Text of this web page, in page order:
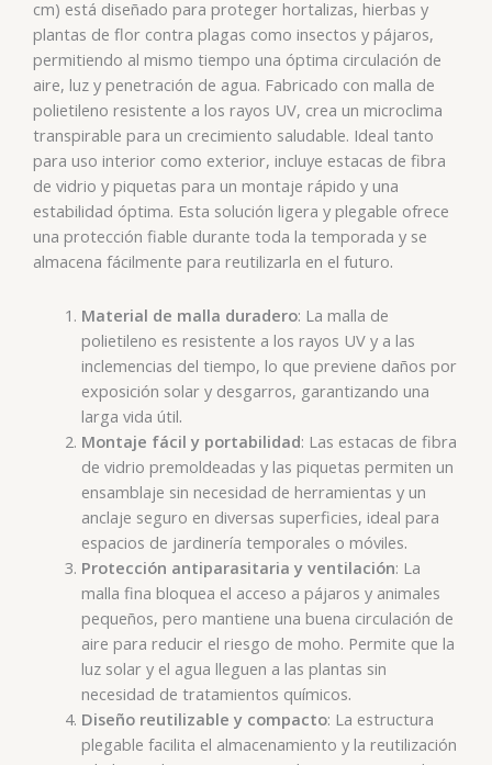
cm) está diseñado para proteger hortalizas, hierbas y
plantas de flor contra plagas como insectos y pájaros,
permitiendo al mismo tiempo una óptima circulación de
aire, luz y penetración de agua. Fabricado con malla de
polietileno resistente a los rayos UV, crea un microclima
transpirable para un crecimiento saludable. Ideal tanto
para uso interior como exterior, incluye estacas de fibra
de vidrio y piquetas para un montaje rápido y una
estabilidad óptima. Esta solución ligera y plegable ofrece
una protección fiable durante toda la temporada y se
almacena fácilmente para reutilizarla en el futuro.
Material de malla duradero: La malla de
polietileno es resistente a los rayos UV y a las
inclemencias del tiempo, lo que previene daños por
exposición solar y desgarros, garantizando una
larga vida útil.
Montaje fácil y portabilidad: Las estacas de fibra
de vidrio premoldeadas y las piquetas permiten un
ensamblaje sin necesidad de herramientas y un
anclaje seguro en diversas superficies, ideal para
espacios de jardinería temporales o móviles.
Protección antiparasitaria y ventilación: La
malla fina bloquea el acceso a pájaros y animales
pequeños, pero mantiene una buena circulación de
aire para reducir el riesgo de moho. Permite que la
luz solar y el agua lleguen a las plantas sin
necesidad de tratamientos químicos.
Diseño reutilizable y compacto: La estructura
plegable facilita el almacenamiento y la reutilización